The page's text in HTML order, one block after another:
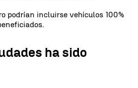
podrían incluirse vehículos 100%
ha sido